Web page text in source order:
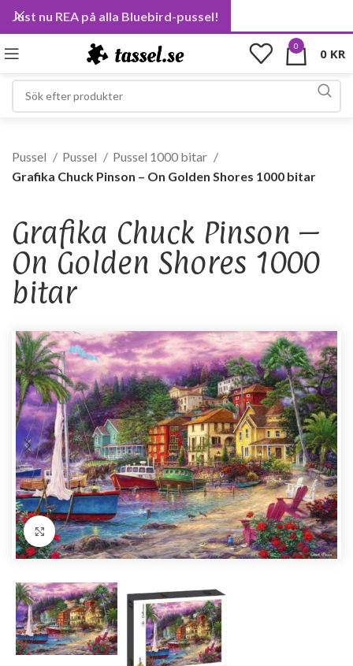
0 0 KR
Pussel Pussel
Pussel 1000 bitar
Grafika Chuck Pinson – On Golden Shores 1000 bitar
Grafika Chuck Pinson –
On Golden Shores 1000
bitar
Förstora bild
Just nu REA på alla Bluebird-pussel!